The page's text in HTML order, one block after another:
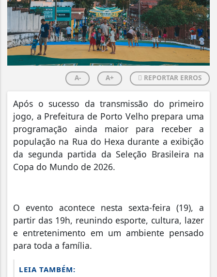
A- A+ REPORTAR ERROS
Após o sucesso da transmissão do primeiro
jogo, a Prefeitura de Porto Velho prepara uma
programação ainda maior para receber a
população na Rua do Hexa durante a exibição
da segunda partida da Seleção Brasileira na
Copa do Mundo de 2026.
O evento acontece nesta sexta-feira (19), a
partir das 19h, reunindo esporte, cultura, lazer
e entretenimento em um ambiente pensado
para toda a família.
LEIA TAMBÉM: